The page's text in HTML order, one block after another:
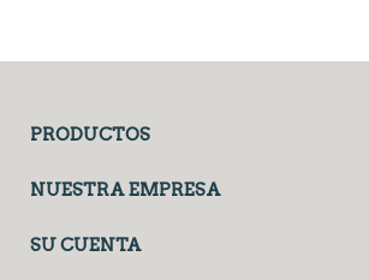
PRODUCTOS
NUESTRA EMPRESA
SU CUENTA